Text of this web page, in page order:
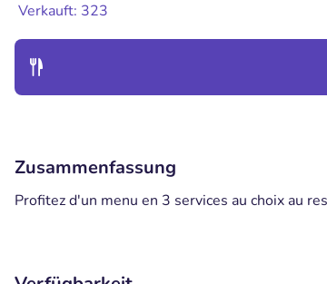
Verkauft: 323
Zusammenfassung
Profitez d'un menu en 3 services au choix au